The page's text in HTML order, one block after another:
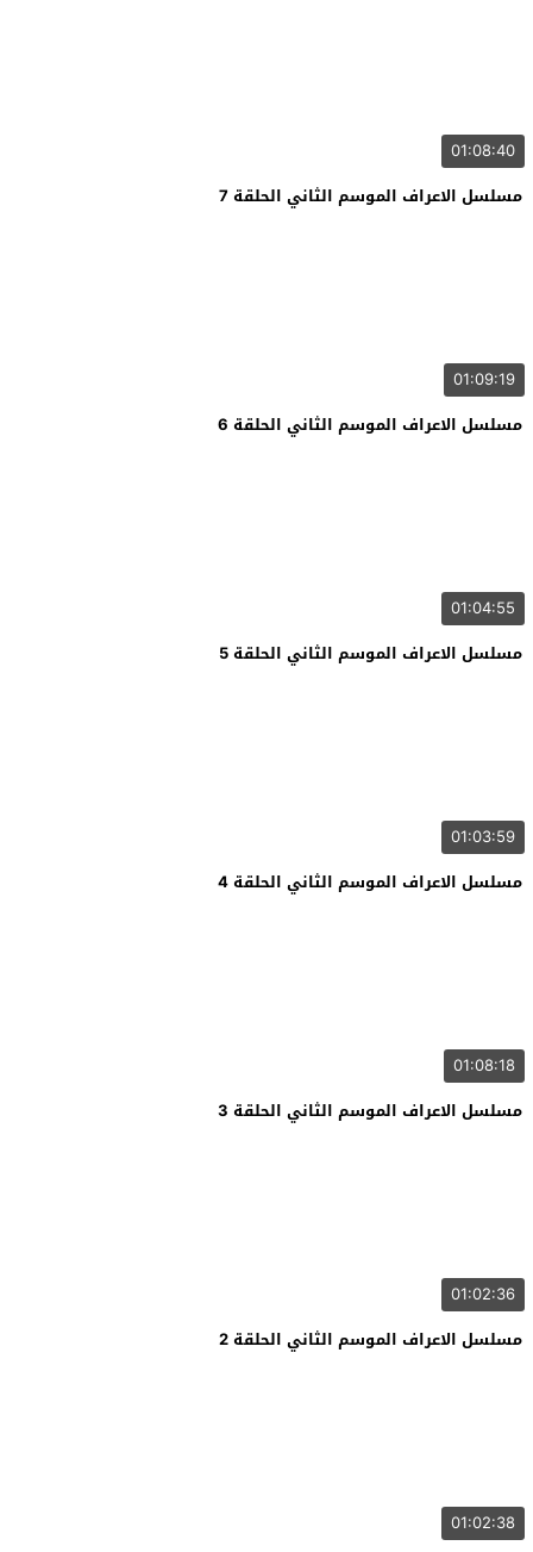
01:08:40
مسلسل الاعراف الموسم الثاني الحلقة 7
01:09:19
مسلسل الاعراف الموسم الثاني الحلقة 6
01:04:55
مسلسل الاعراف الموسم الثاني الحلقة 5
01:03:59
مسلسل الاعراف الموسم الثاني الحلقة 4
01:08:18
مسلسل الاعراف الموسم الثاني الحلقة 3
01:02:36
مسلسل الاعراف الموسم الثاني الحلقة 2
01:02:38